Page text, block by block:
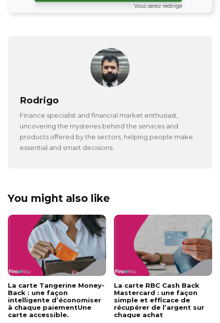
Vous serez redirigé
Rodrigo
Finance specialist and financial market enthusiast,
uncovering the mysteries behind the services and
products offered by the sectors, helping people make
essential and smart decisions.
You might also like
La carte Tangerine Money-
Back : une façon
intelligente d’économiser
à chaque paiementUne
carte accessible.
La carte RBC Cash Back
Mastercard : une façon
simple et efficace de
récupérer de l’argent sur
chaque achat